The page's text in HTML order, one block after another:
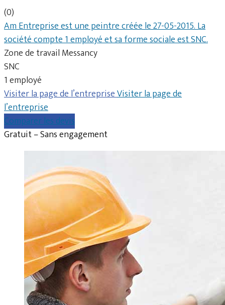
(0)
Am Entreprise est une peintre créée le 27-05-2015. La
société compte 1 employé et sa forme sociale est SNC.
Zone de travail Messancy
SNC
1 employé
Visiter la page de l’entrepriseVisiter la page de
l’entreprise
Comparer les devis
Gratuit – Sans engagement